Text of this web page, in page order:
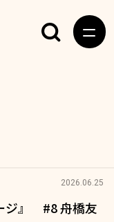
2026.06.25
ジ』 #8 舟橋友